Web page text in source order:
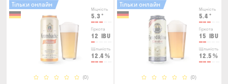
Міцність
5.3 °
Гіркота
12 IBU
Щільність
12.4 %
(0)
Тільки онлайн
Міцність
5.4 °
Гіркота
15 IBU
Щільність
12.5 %
(0)
Тільки онлайн